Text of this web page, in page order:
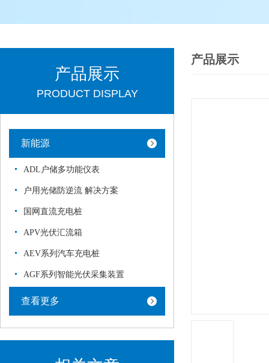
产品展示
PRODUCT DISPLAY
新能源
ADL户储多功能仪表
户用光储防逆流 解决方案
国网直流充电桩
APV光伏汇流箱
AEV系列汽车充电桩
AGF系列智能光伏采集装置
查看更多
产品展示